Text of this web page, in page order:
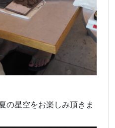
の星空をお楽しみ頂きま